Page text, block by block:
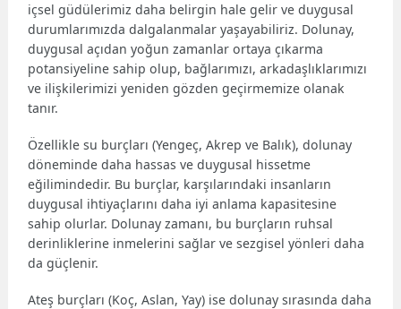
içsel güdülerimiz daha belirgin hale gelir ve duygusal
durumlarımızda dalgalanmalar yaşayabiliriz. Dolunay,
duygusal açıdan yoğun zamanlar ortaya çıkarma
potansiyeline sahip olup, bağlarımızı, arkadaşlıklarımızı
ve ilişkilerimizi yeniden gözden geçirmemize olanak
tanır.
Özellikle su burçları (Yengeç, Akrep ve Balık), dolunay
döneminde daha hassas ve duygusal hissetme
eğilimindedir. Bu burçlar, karşılarındaki insanların
duygusal ihtiyaçlarını daha iyi anlama kapasitesine
sahip olurlar. Dolunay zamanı, bu burçların ruhsal
derinliklerine inmelerini sağlar ve sezgisel yönleri daha
da güçlenir.
Ateş burçları (Koç, Aslan, Yay) ise dolunay sırasında daha